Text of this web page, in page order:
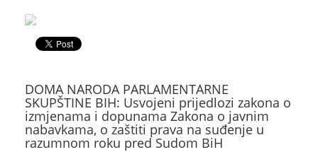
DOMA NARODA PARLAMENTARNE
SKUPŠTINE BIH: Usvojeni prijedlozi zakona o
izmjenama i dopunama Zakona o javnim
nabavkama, o zaštiti prava na suđenje u
razumnom roku pred Sudom BiH